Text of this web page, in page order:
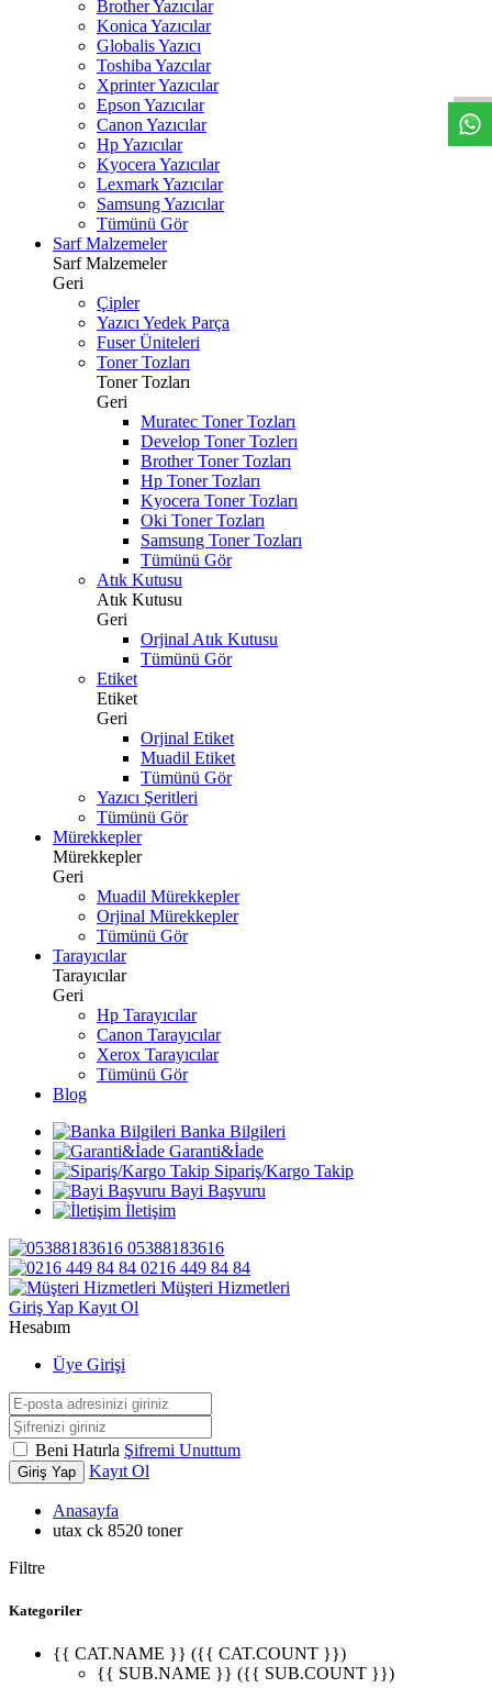
Brother Yazıcılar
Konica Yazıcılar
Globalis Yazıcı
Toshiba Yazcılar
Xprinter Yazıcılar
Epson Yazıcılar
Canon Yazıcılar
Hp Yazıcılar
Kyocera Yazıcılar
Lexmark Yazıcılar
Samsung Yazıcılar
Tümünü Gör
Sarf Malzemeler
Sarf Malzemeler
Geri
Çipler
Yazıcı Yedek Parça
Fuser Üniteleri
Toner Tozları
Toner Tozları
Geri
Muratec Toner Tozları
Develop Toner Tozlerı
Brother Toner Tozları
Hp Toner Tozları
Kyocera Toner Tozları
Oki Toner Tozları
Samsung Toner Tozları
Tümünü Gör
Atık Kutusu
Atık Kutusu
Geri
Orjinal Atık Kutusu
Tümünü Gör
Etiket
Etiket
Geri
Orjinal Etiket
Muadil Etiket
Tümünü Gör
Yazıcı Şeritleri
Tümünü Gör
Mürekkepler
Mürekkepler
Geri
Muadil Mürekkepler
Orjinal Mürekkepler
Tümünü Gör
Tarayıcılar
Tarayıcılar
Geri
Hp Tarayıcılar
Canon Tarayıcılar
Xerox Tarayıcılar
Tümünü Gör
Blog
Banka Bilgileri
Garanti&İade
Sipariş/Kargo Takip
Bayi Başvuru
İletişim
05388183616
0216 449 84 84
Müşteri Hizmetleri
Giriş Yap Kayıt Ol
Hesabım
Üye Girişi
Beni Hatırla Şifremi Unuttum
Giriş Yap Kayıt Ol
Anasayfa
utax ck 8520 toner
Filtre
Kategoriler
{{ CAT.NAME }} ({{ CAT.COUNT }})
{{ SUB.NAME }} ({{ SUB.COUNT }})